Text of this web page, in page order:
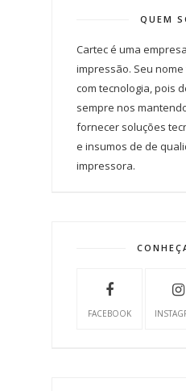
QUEM
Cartec é uma
impressão. Seu
com tecnologia, pois
sempre nos
fornecer soluções
e insumos de de
impressora.
FACEBOOK